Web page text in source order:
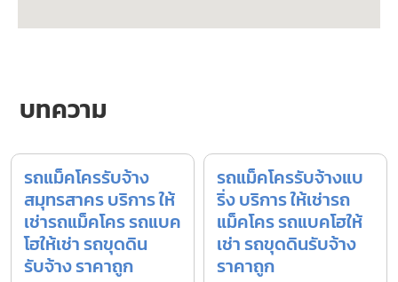
บทความ
รถแม็คโครรับจ้าง
สมุทรสาคร บริการ ให้
เช่ารถแม็คโคร รถแบค
โฮให้เช่า รถขุดดิน
รับจ้าง ราคาถูก
รถแม็คโครรับจ้างแบ
ริ่ง บริการ ให้เช่ารถ
แม็คโคร รถแบคโฮให้
เช่า รถขุดดินรับจ้าง
ราคาถูก